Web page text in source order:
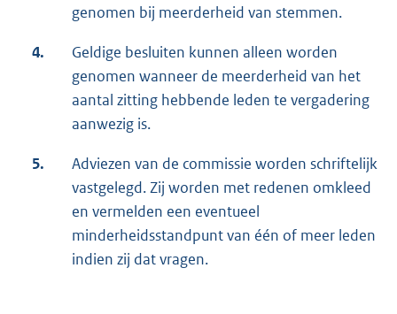
genomen bij meerderheid van stemmen.
4.
Geldige besluiten kunnen alleen worden
genomen wanneer de meerderheid van het
aantal zitting hebbende leden te vergadering
aanwezig is.
5.
Adviezen van de commissie worden schriftelijk
vastgelegd. Zij worden met redenen omkleed
en vermelden een eventueel
minderheidsstandpunt van één of meer leden
indien zij dat vragen.